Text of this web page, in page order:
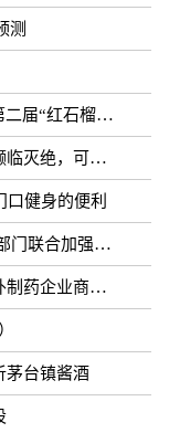
测
杯”羽毛球比赛
仅剩10至13头
健身的便利
声污染防治工作
商业批订单
茅台镇酱酒